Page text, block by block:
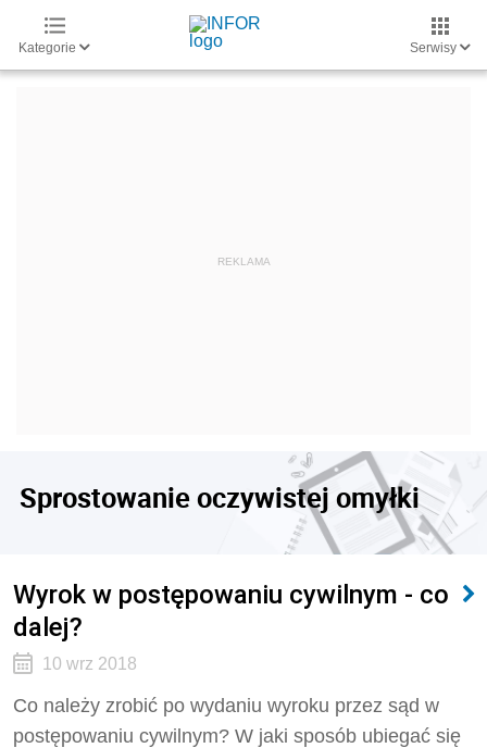
Kategorie Serwisy
Sprostowanie oczywistej omyłki
Wyrok w postępowaniu cywilnym - co
dalej?
10 wrz 2018
Co należy zrobić po wydaniu wyroku przez sąd w
postępowaniu cywilnym? W jaki sposób ubiegać się